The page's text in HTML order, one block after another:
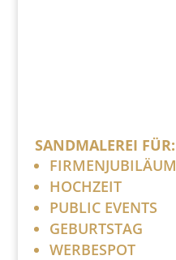
SANDMALEREI FÜR:
FIRMENJUBILÄUM
HOCHZEIT
PUBLIC EVENTS
GEBURTSTAG
WERBESPOT